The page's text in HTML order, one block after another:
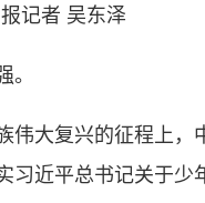
记者 吴东泽
大复兴的征程上，
习近平总书记关于